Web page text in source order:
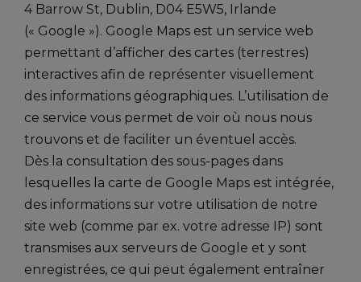
4 Barrow St, Dublin, D04 E5W5, Irlande
(« Google »). Google Maps est un service web
permettant d’afficher des cartes (terrestres)
interactives afin de représenter visuellement
des informations géographiques. L’utilisation de
ce service vous permet de voir où nous nous
trouvons et de faciliter un éventuel accès.
Dès la consultation des sous-pages dans
lesquelles la carte de Google Maps est intégrée,
des informations sur votre utilisation de notre
site web (comme par ex. votre adresse IP) sont
transmises aux serveurs de Google et y sont
enregistrées, ce qui peut également entraîner